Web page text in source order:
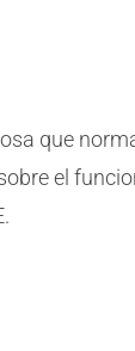
que
el